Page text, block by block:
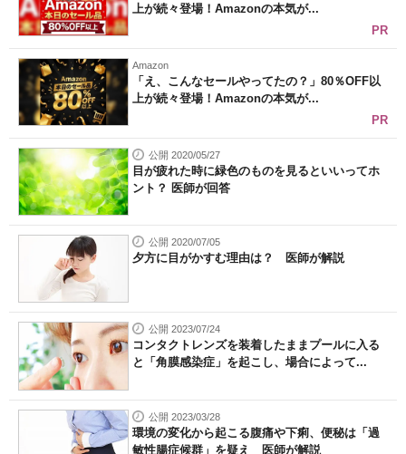
上が続々登場！Amazonの本気が...
PR
Amazon
「え、こんなセールやってたの？」80％OFF以
上が続々登場！Amazonの本気が...
PR
公開 2020/05/27
目が疲れた時に緑色のものを見るといいってホ
ント？ 医師が回答
公開 2020/07/05
夕方に目がかすむ理由は？ 医師が解説
公開 2023/07/24
コンタクトレンズを装着したままプールに入る
と「角膜感染症」を起こし、場合によって...
公開 2023/03/28
環境の変化から起こる腹痛や下痢、便秘は「過
敏性腸症候群」を疑え 医師が解説